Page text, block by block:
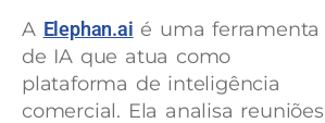
A Elephan.ai é uma ferramenta
de IA que atua como
plataforma de inteligência
comercial. Ela analisa reuniões